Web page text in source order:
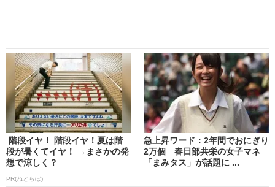
階段イヤ！ 階段イヤ！夏は階
段が暑くてイヤ！ →まさかの発
想で涼しく？
PR(ねとらぼ)
急上昇ワード：2年間でおにぎり
2万個 春日部共栄の女子マネ
「まみタス」が話題に ...